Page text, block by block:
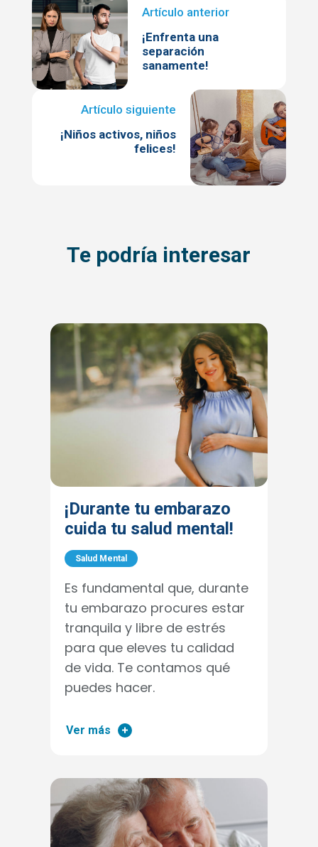
¡Enfrenta una
separación
sanamente!
¡Niños activos, niños
felices!
Te podría interesar
¡Durante tu embarazo
cuida tu salud mental!
Salud Mental
Es fundamental que, durante
tu embarazo procures estar
tranquila y libre de estrés
para que eleves tu calidad
de vida. Te contamos qué
puedes hacer.
Ver más